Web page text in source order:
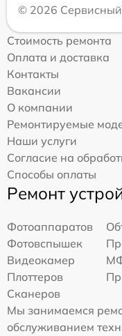
© 2026 Сервисный
Стоимость ремонта
Оплата и доставка
Контакты
Вакансии
О компании
Ремонтируемые
Наши услуги
Согласие на
Способы оплаты
Ремонт
Фотоаппаратов
Фотовспышек
Видеокамер
Плоттеров
Сканеров
Мы занимаемся
обслуживанием